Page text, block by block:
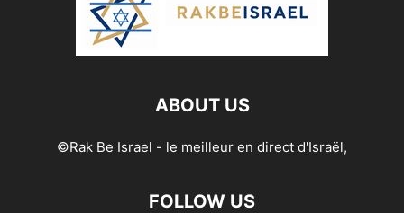
ABOUT US
©Rak Be Israel - le meilleur en direct d'Israël,
FOLLOW US